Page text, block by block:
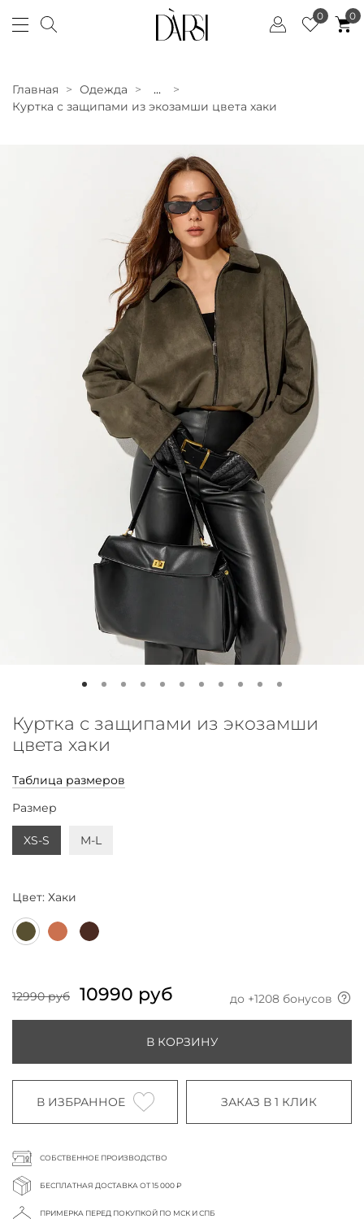
0 0
Главная Одежда
...
Куртка с защипами из экозамши цвета хаки
Куртка с защипами из экозамши
цвета хаки
Таблица размеров
Размер
XS-S M-L
Цвет: Хаки
12990 руб 10990 руб до +1208 бонусов
В КОРЗИНУ
В ИЗБРАННОЕ ЗАКАЗ В 1 КЛИК
СОБСТВЕННОЕ ПРОИЗВОДСТВО
БЕСПЛАТНАЯ ДОСТАВКА ОТ 15 000 ₽
ПРИМЕРКА ПЕРЕД ПОКУПКОЙ ПО МСК И СПБ